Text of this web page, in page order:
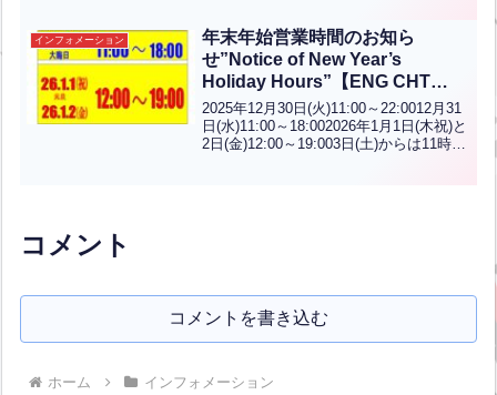
リック
インフォメーション
年末年始営業時間のお知ら
せ”Notice of New Year’s
Holiday Hours”【ENG CHT
KOR JPN】
2025年12月30日(火)11:00～22:0012月31
日(水)11:00～18:002026年1月1日(木祝)と
2日(金)12:00～19:003日(土)からは11時か
コメント
コメントを書き込む
ホーム インフォメーション